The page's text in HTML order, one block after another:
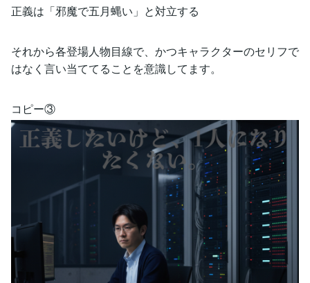
正義は「邪魔で五月蝿い」と対立する
それから各登場人物目線で、かつキャラクターのセリフで
はなく言い当ててることを意識してます。
コピー③